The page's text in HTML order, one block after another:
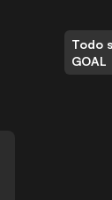
Todo
GOAL